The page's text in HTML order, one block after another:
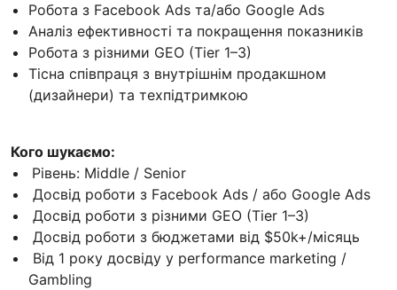
Робота з Facebook Ads та/або Google Ads
Аналіз ефективності та покращення показників
Робота з різними GEO (Tier 1–3)
Тісна співпраця з внутрішнім продакшном
(дизайнери) та техпідтримкою
Кого шукаємо:
Рівень: Middle / Senior
Досвід роботи з Facebook Ads / або Google Ads
Досвід роботи з різними GEO (Tier 1–3)
Досвід роботи з бюджетами від $50k+/місяць
Від 1 року досвіду у performance marketing /
Gambling